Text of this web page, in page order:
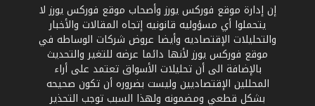
إن إدارة موقع فوركس يورز وأصحاب موقع فوركس يورز لا
يتحملوا أي مسؤوليه قانونيه إتجاه المقالات والأخبار
والتحليلات الإقتصاديه وأيضا عروض شركات الوساطه في
موقع فوركس يورز لأنها دائما عرضه للتغير والتحديث
بالإضافة الى أن تحليلات الأسواق تعتمد على أراء
المحللين الإقتصاديين وليست بضروره أن تكون صحيحه
بشكل قطعي ومضمونه ولهذا السبب توجب التحذير